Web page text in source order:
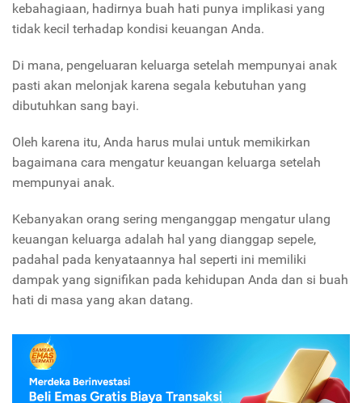
kebahagiaan, hadirnya buah hati punya implikasi yang
tidak kecil terhadap kondisi keuangan Anda.
Di mana, pengeluaran keluarga setelah mempunyai anak
pasti akan melonjak karena segala kebutuhan yang
dibutuhkan sang bayi.
Oleh karena itu, Anda harus mulai untuk memikirkan
bagaimana cara mengatur keuangan keluarga setelah
mempunyai anak.
Kebanyakan orang sering menganggap mengatur ulang
keuangan keluarga adalah hal yang dianggap sepele,
padahal pada kenyataannya hal seperti ini memiliki
dampak yang signifikan pada kehidupan Anda dan si buah
hati di masa yang akan datang.